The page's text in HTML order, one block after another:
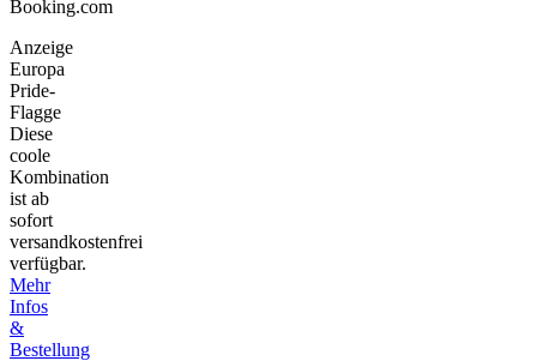
Booking.com
Anzeige
Europa
Pride-
Flagge
Diese
coole
Kombination
ist ab
sofort
versandkostenfrei
verfügbar.
Mehr
Infos
&
Bestellung